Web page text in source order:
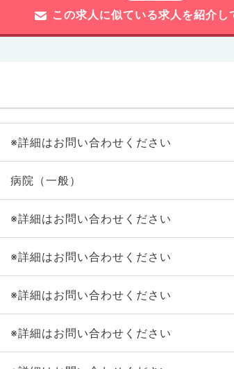
この求人に似ている求人を紹介し
※詳細はお問い合わせください
病院（一般）
※詳細はお問い合わせください
※詳細はお問い合わせください
※詳細はお問い合わせください
※詳細はお問い合わせください